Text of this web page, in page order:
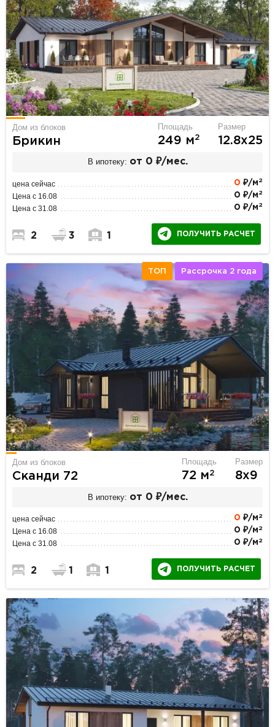
Дом из блоков
Брикин
Площадь
249 м2
Размер
12.8х25
В ипотеку: от 0 ₽/мес.
цена сейчас 0 ₽/м 2
Цена с 16.08 0 ₽/м 2
Цена с 31.08 0 ₽/м 2
2 3 1 ПОЛУЧИТЬ РАСЧЕТ
ТОП Рассрочка 2 года
Дом из блоков
Сканди 72
Площадь
72 м2
Размер
8х9
В ипотеку: от 0 ₽/мес.
цена сейчас 0 ₽/м 2
Цена с 16.08 0 ₽/м 2
Цена с 31.08 0 ₽/м 2
2 1 1 ПОЛУЧИТЬ РАСЧЕТ